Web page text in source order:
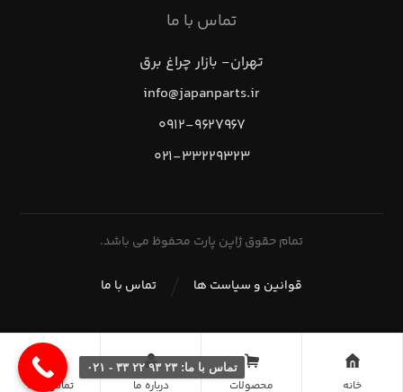
تماس با ما
تهران- بازار چراغ برق
info@japanparts.ir
۰۹۱۲-۹۶۲۷۹۶۷
۰۲۱-۳۳۲۲۹۳۲۳
تمام حقوق ژاپن پارت محفوظ می باشد.
تماس با ما قوانین و سیاست ها
خانه محصولات درباره ما تماس با ما
تماس با ما: ۲۳ ۹۳ ۲۲ ۳۳ - ۰۲۱